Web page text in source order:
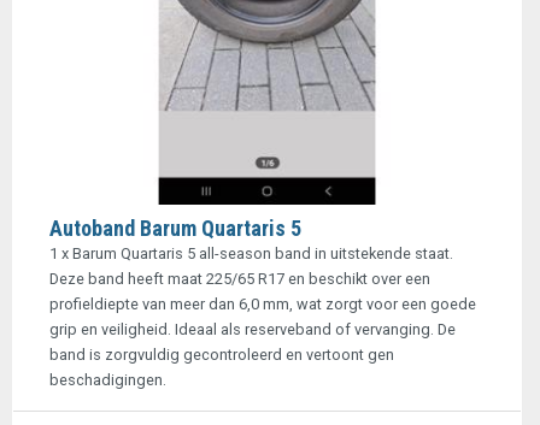
Autoband Barum Quartaris 5
1 x Barum Quartaris 5 all-season band in uitstekende staat.
Deze band heeft maat 225/65 R17 en beschikt over een
profieldiepte van meer dan 6,0 mm, wat zorgt voor een goede
grip en veiligheid. Ideaal als reserveband of vervanging. De
band is zorgvuldig gecontroleerd en vertoont gen
beschadigingen.